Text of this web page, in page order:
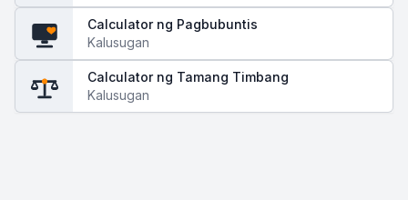
Calculator ng Pagbubuntis
Kalusugan
Calculator ng Tamang Timbang
Kalusugan